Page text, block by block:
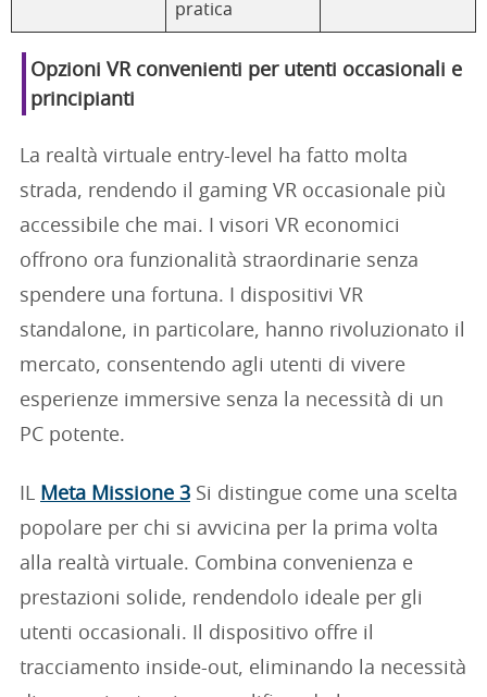
pratica
Opzioni VR convenienti per utenti occasionali e
principianti
La realtà virtuale entry-level ha fatto molta
strada, rendendo il gaming VR occasionale più
accessibile che mai. I visori VR economici
offrono ora funzionalità straordinarie senza
spendere una fortuna. I dispositivi VR
standalone, in particolare, hanno rivoluzionato il
mercato, consentendo agli utenti di vivere
esperienze immersive senza la necessità di un
PC potente.
IL Meta Missione 3 Si distingue come una scelta
popolare per chi si avvicina per la prima volta
alla realtà virtuale. Combina convenienza e
prestazioni solide, rendendolo ideale per gli
utenti occasionali. Il dispositivo offre il
tracciamento inside-out, eliminando la necessità